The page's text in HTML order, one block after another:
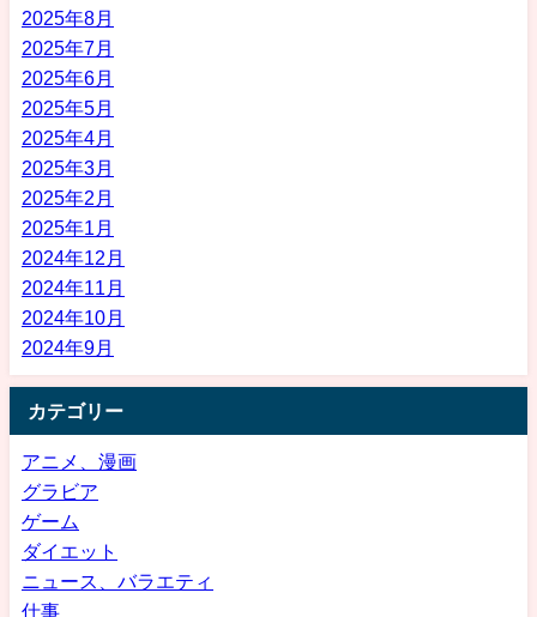
2025年8月
2025年7月
2025年6月
2025年5月
2025年4月
2025年3月
2025年2月
2025年1月
2024年12月
2024年11月
2024年10月
2024年9月
カテゴリー
アニメ、漫画
グラビア
ゲーム
ダイエット
ニュース、バラエティ
仕事